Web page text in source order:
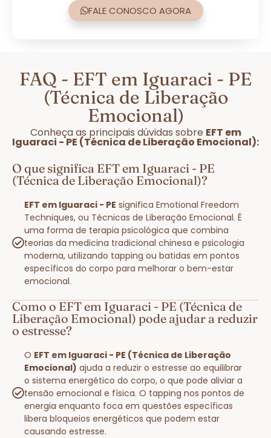
FALE CONOSCO AGORA
FAQ - EFT em Iguaraci - PE
(Técnica de Liberação
Emocional)
Conheça as principais dúvidas sobre EFT em
Iguaraci - PE (Técnica de Liberação Emocional):
O que significa EFT em Iguaraci - PE
(Técnica de Liberação Emocional)?
EFT em Iguaraci - PE significa Emotional Freedom
Techniques, ou Técnicas de Liberação Emocional. É
uma forma de terapia psicológica que combina
teorias da medicina tradicional chinesa e psicologia
moderna, utilizando tapping ou batidas em pontos
específicos do corpo para melhorar o bem-estar
emocional.
Como o EFT em Iguaraci - PE (Técnica de
Liberação Emocional) pode ajudar a reduzir
o estresse?
O EFT em Iguaraci - PE (Técnica de Liberação
Emocional) ajuda a reduzir o estresse ao equilibrar
o sistema energético do corpo, o que pode aliviar a
tensão emocional e física. O tapping nos pontos de
energia enquanto foca em questões específicas
libera bloqueios energéticos que podem estar
causando estresse.